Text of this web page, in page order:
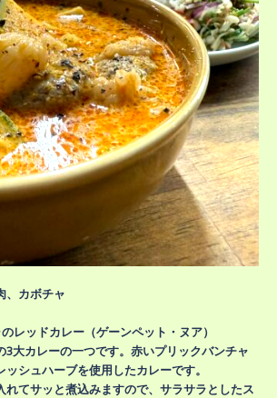
、カボチャ
レッドカレー（ゲーンペット・ヌア）
3大カレーの一つです。赤いプリックバンチャ
シュハーブを使用したカレーです。
れてサッと煮込みますので、サラサラとしたス